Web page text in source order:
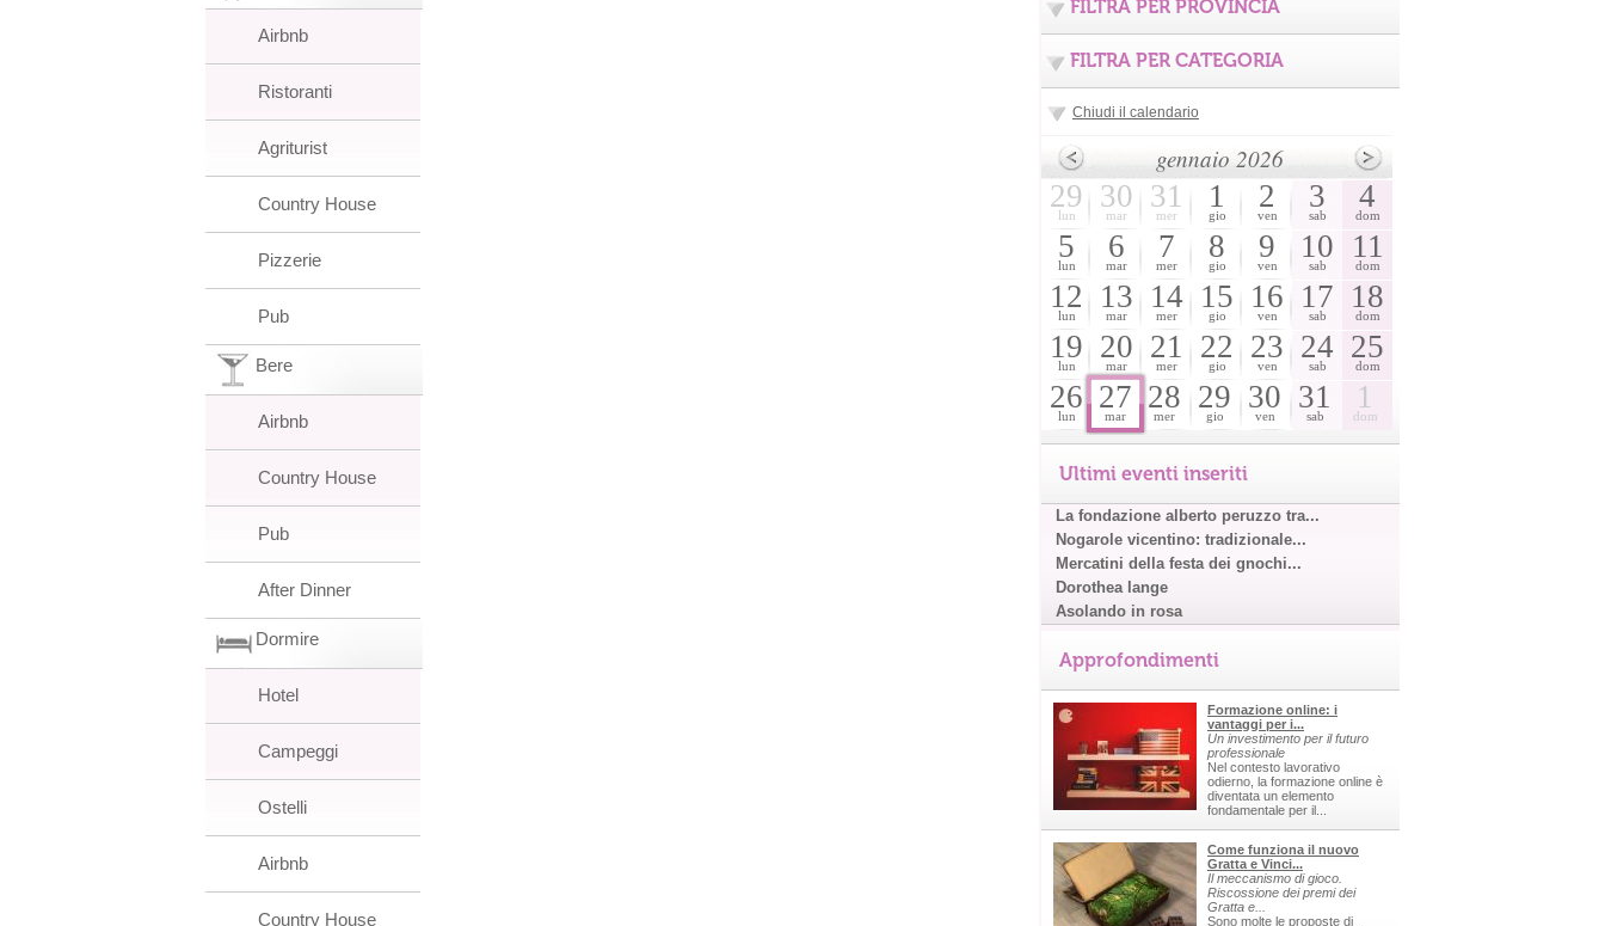
Airbnb
Ristoranti
Agriturist
Country House
Pizzerie
Pub
Bere
Airbnb
Country House
Pub
After Dinner
Dormire
Hotel
Campeggi
Ostelli
Airbnb
Country House
FILTRA PER PROVINCIA
FILTRA PER CATEGORIA
Chiudi il calendario
gennaio 2026
29
lun
30
mar
31
mer
1
gio
2
ven
3
sab
4
dom
5
lun
6
mar
7
mer
8
gio
9
ven
10
sab
11
dom
12
lun
13
mar
14
mer
15
gio
16
ven
17
sab
18
dom
19
lun
20
mar
21
mer
22
gio
23
ven
24
sab
25
dom
26
lun
27
mar
28
mer
29
gio
30
ven
31
sab
1
dom
Ultimi eventi inseriti
La fondazione alberto peruzzo tra...
Nogarole vicentino: tradizionale...
Mercatini della festa dei gnochi...
Dorothea lange
Asolando in rosa
Approfondimenti
Formazione online: i
vantaggi per i...
Un investimento per il futuro
professionale
Nel contesto lavorativo
odierno, la formazione online è
diventata un elemento
fondamentale per il...
Come funziona il nuovo
Gratta e Vinci...
Il meccanismo di gioco.
Riscossione dei premi dei
Gratta e...
Sono molte le proposte di